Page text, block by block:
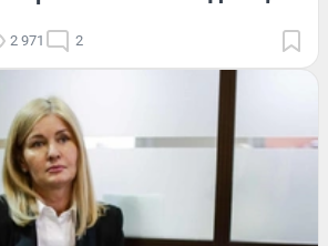
2 971 2